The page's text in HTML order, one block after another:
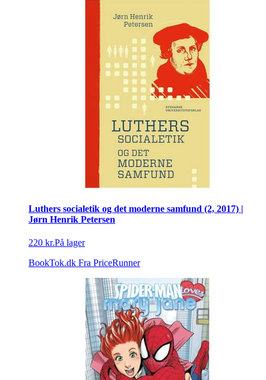
Luthers socialetik og det moderne samfund (2, 2017) |
Jørn Henrik Petersen
220 kr.På lager
BookTok.dk Fra PriceRunner